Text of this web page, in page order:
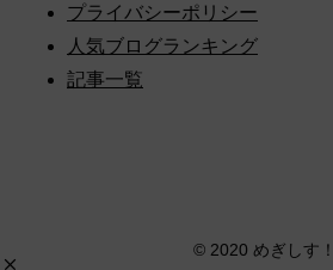
プライバシーポリシー
人気ブログランキング
記事一覧
© 2020 めぎしす！.